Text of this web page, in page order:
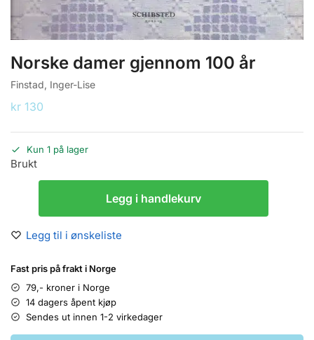
Norske damer gjennom 100 år
Finstad, Inger-Lise
kr 130
Kun 1 på lager
Brukt
Legg i handlekurv
Legg til i ønskeliste
Fast pris på frakt i Norge
79,- kroner i Norge
14 dagers åpent kjøp
Sendes ut innen 1-2 virkedager